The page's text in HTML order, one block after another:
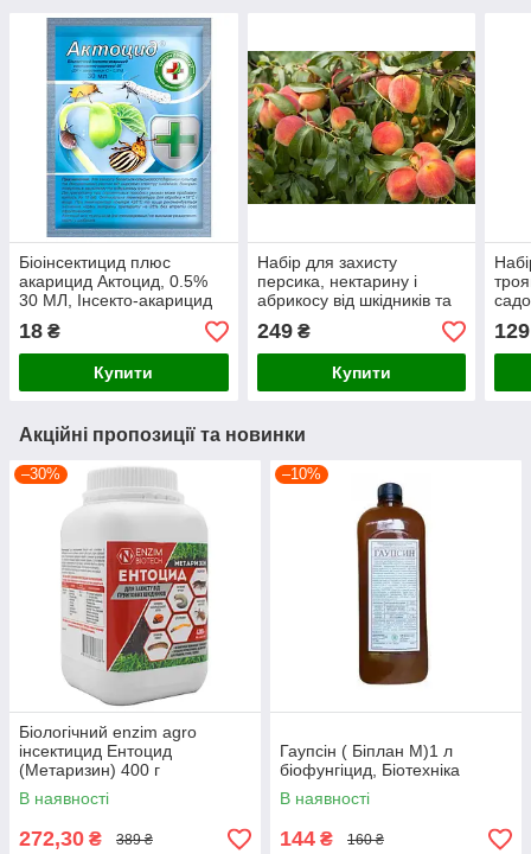
Біоінсектицид плюс
акарицид Актоцид, 0.5%
30 МЛ, Інсекто-акарицид
18 ₴
Купити
Набір для захисту
персика, нектарину і
абрикосу від шкідників та
249₴
Купити
сад
129
Акційні пропозиції та новинки
–30%
Біологічний enzim agro
інсектицид Ентоцид
(Метаризин) 400 г
В наявності
272,30 ₴ 389 ₴
–10%
Гаупсін ( Біплан М)1 л
біофунгіцид, Біотехніка
В наявності
144 ₴ 160 ₴